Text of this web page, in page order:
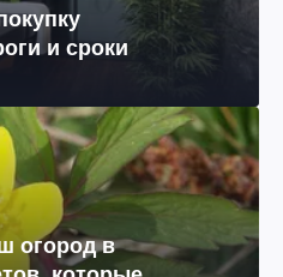
и сроки
огород в